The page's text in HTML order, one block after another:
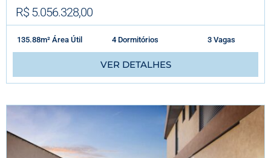
R$ 5.056.328,00
135.88m² Área Útil 4 Dormitórios 3 Vagas
VER DETALHES